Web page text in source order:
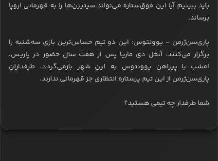
باید ببینیم آیا این فوق‌ستاره می‌تواند سیتیزن‌ها را به قهرمانی اروپا
برساند.
پاری‌سن‌ژرمن - یوونتوس: این دو تیم حساس‌ترین بازی سه‌شنبه را
برگزار می‌کنند. آنخل دی‌ ماریا پس از هفت سال حضور در پاریس،
امشب با پیراهن یوونتوس به این شهر بازمی‌گردد. طرفداران
پاری‌سن‌ژرمن از این تیم پرستاره انتظاری جز قهرمانی ندارند.
شما طرفدار چه تیمی هستید؟